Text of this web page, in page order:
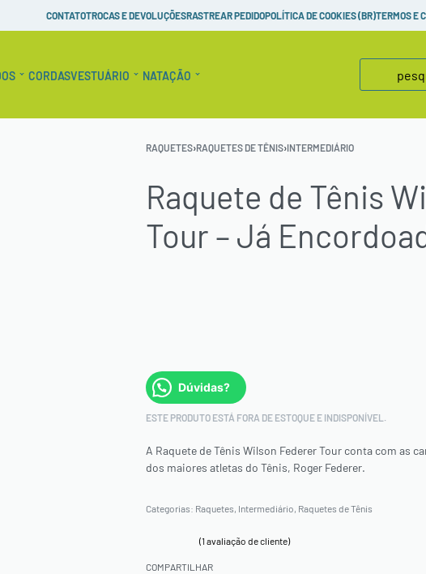
Sem Juros! Raquetes de Tênis Personalizadas,confira!
CONTATOTROCAS E DEVOLUÇÕESRASTREAR PEDIDOPOLÍTICA DE COOKIES (BR)TERMOS E
CORDASVESTUÁRIO NATAÇÃO
RAQUETES›RAQUETES DE TÊNIS›INTERMEDIÁRIO
Raquete de Tênis
Tour – Já
Dúvidas?
ESTE PRODUTO ESTÁ FORA DE ESTOQUE E INDISPONÍVEL.
A Raquete de Tênis Wilson Federer Tour conta com as
dos maiores atletas do Tênis, Roger Federer.
Categorias: Raquetes, Intermediário, Raquetes de Tênis
(1 avaliação de cliente)
COMPARTILHAR